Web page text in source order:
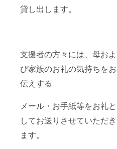
貸し出します。
支援者の方々には、母およ
び家族のお礼の気持ちをお
伝えする
メール・お手紙等をお礼と
してお送りさせていただき
ます。